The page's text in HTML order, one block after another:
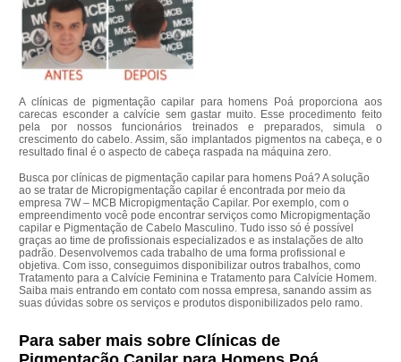
A clínicas de pigmentação capilar para homens Poá proporciona aos
carecas esconder a calvície sem gastar muito. Esse procedimento feito
pela por nossos funcionários treinados e preparados, simula o
crescimento do cabelo. Assim, são implantados pigmentos na cabeça, e o
resultado final é o aspecto de cabeça raspada na máquina zero.
Busca por clínicas de pigmentação capilar para homens Poá? A solução
ao se tratar de Micropigmentação capilar é encontrada por meio da
empresa 7W – MCB Micropigmentação Capilar. Por exemplo, com o
empreendimento você pode encontrar serviços como Micropigmentação
capilar e Pigmentação de Cabelo Masculino. Tudo isso só é possível
graças ao time de profissionais especializados e as instalações de alto
padrão. Desenvolvemos cada trabalho de uma forma profissional e
objetiva. Com isso, conseguimos disponibilizar outros trabalhos, como
Tratamento para a Calvície Feminina e Tratamento para Calvície Homem.
Saiba mais entrando em contato com nossa empresa, sanando assim as
suas dúvidas sobre os serviços e produtos disponibilizados pelo ramo.
Para saber mais sobre Clínicas de